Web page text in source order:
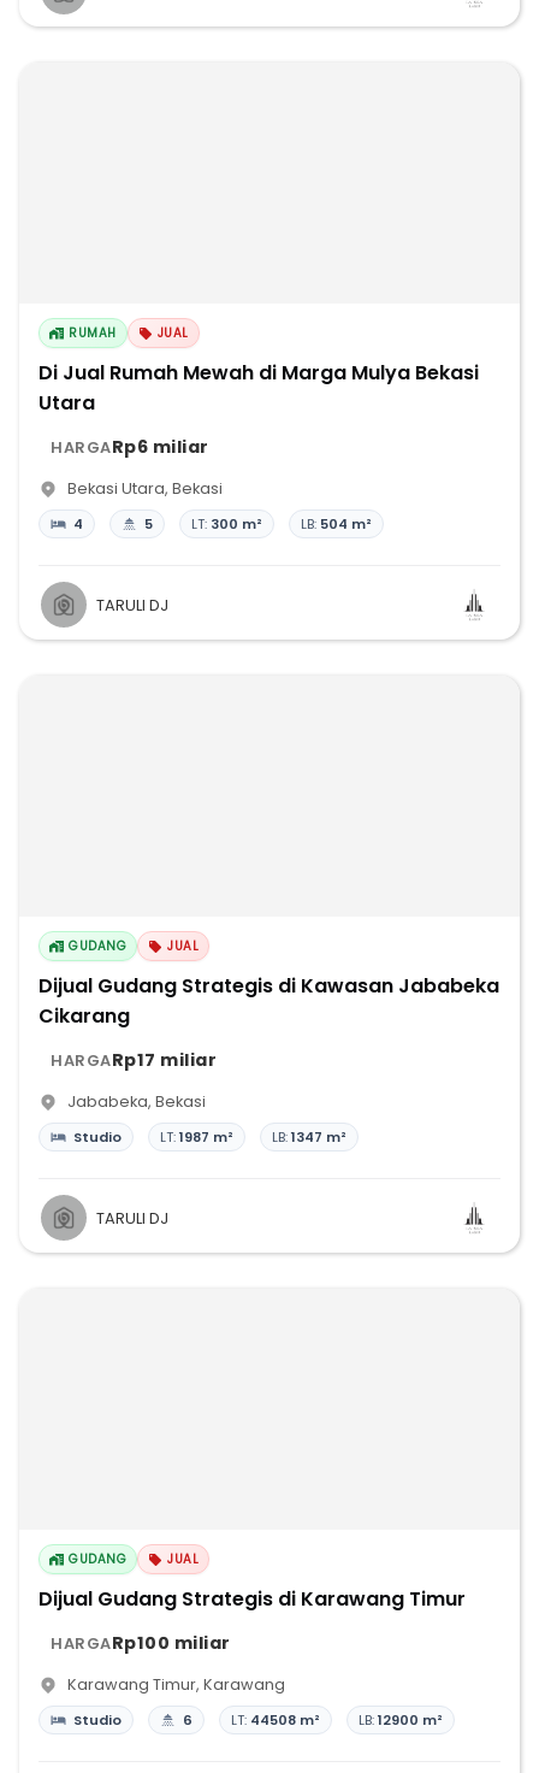
RUMAH JUAL
Di Jual Rumah Mewah di Marga Mulya Bekasi
Utara
HARGARp6 miliar
Bekasi Utara, Bekasi
4 5 LT: 300 m² LB: 504 m²
TARULI DJ
GUDANG JUAL
Dijual Gudang Strategis di Kawasan Jababeka
Cikarang
HARGARp17 miliar
Jababeka, Bekasi
Studio LT:1987 m² LB:1347 m²
TARULI DJ
GUDANG JUAL
Dijual Gudang Strategis di Karawang Timur
HARGARp100 miliar
Karawang Timur, Karawang
Studio 6 LT: 44508 m² LB:12900 m²